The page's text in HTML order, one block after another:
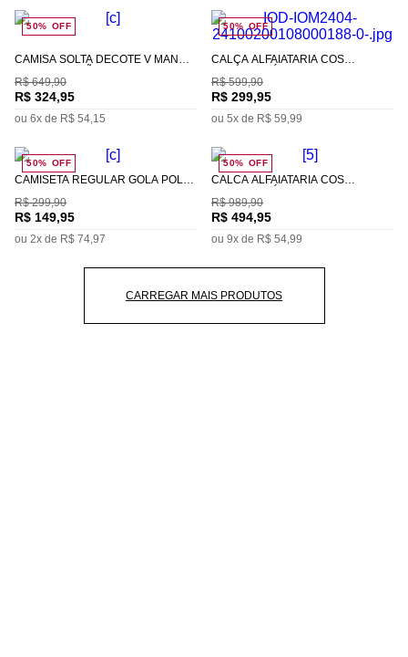
50% OFF
CAMISA SOLTA DECOTE V MANGA
R$ 649,90
R$ 324,95
ou 6x de R$ 54,15
50% OFF
CALÇA ALFAIATARIA CÓS
R$ 599,90
R$ 299,95
ou 5x de R$ 59,99
50% OFF
CAMISETA REGULAR GOLA POLO
RECORTES
R$ 299,90
R$ 149,95
ou 2x de R$ 74,97
50% OFF
CALCA ALFAIATARIA CÓS
R$ 989,90
R$ 494,95
ou 9x de R$ 54,99